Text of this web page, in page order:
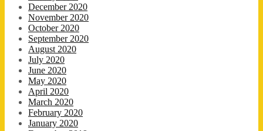
December 2020
November 2020
October 2020
September 2020
August 2020
July 2020
June 2020
May 2020
April 2020
March 2020
February 2020
January 2020